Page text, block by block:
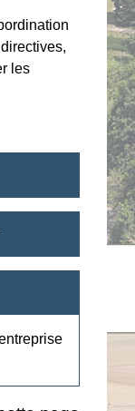
les